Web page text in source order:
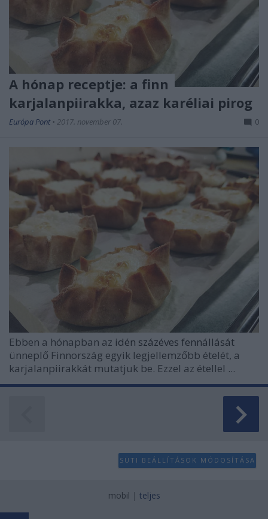
A hónap receptje: a finn
karjalanpiirakka, azaz karéliai pirog
Európa Pont • 2017. november 07. 0
Ebben a hónapban az idén százéves fennállását
ünneplő Finnország egyik legjellemzőbb ételét, a
karjalanpiirakkát mutatjuk be. Ezzel az étellel ...
SÜTI BEÁLLÍTÁSOK MÓDOSÍTÁSA
mobil | teljes